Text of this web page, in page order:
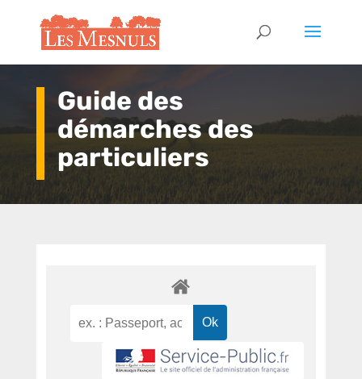
Guide des
démarches des
particuliers